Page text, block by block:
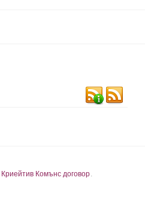
Криейтив Комънс договор.